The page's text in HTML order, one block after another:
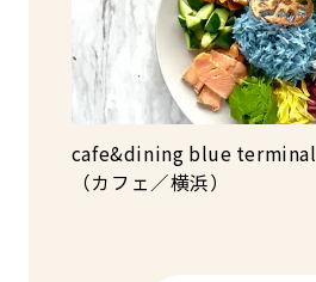
cafe&dining blue terminal
（カフェ／横浜）